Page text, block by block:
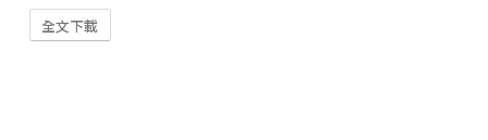
全文下載